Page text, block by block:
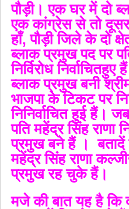
पौड़ी। एक घर में दो
एक कांग्रेस से तो
हाँ, पौड़ी जिले के दो
ब्लाक प्रमुख पद पर
निर्विरोध
ब्लाक प्रमुख बनी
भाजपा के टिकट पर
निनिर्वाचित हुई हैं।
पति महेंद्र सिंह राणा
प्रमुख बने हैं ।
महेंद्र सिंह राणा
प्रमुख रह चुके हैं।
मजे की बात यह है कि